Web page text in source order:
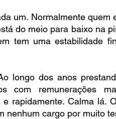
um. Normalmente quem
do meio para baixo na
tem uma estabilidade
longo dos anos
com remunerações
rapidamente. Calma lá.
nenhum cargo por muito